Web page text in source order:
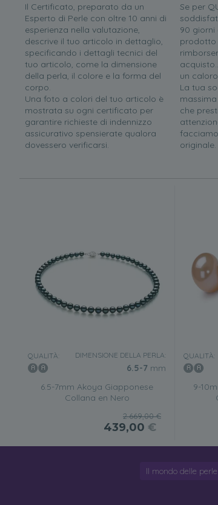
Il Certificato, preparato da un
Esperto di Perle con oltre 10 anni di
esperienza nella valutazione,
descrive il tuo articolo in dettaglio,
specificando i dettagli tecnici del
tuo articolo, come la dimensione
della perla, il colore e la forma del
corpo.
Una foto a colori del tuo articolo è
mostrata su ogni certificato per
garantire richieste di indennizzo
assicurativo spensierate qualora
dovessero verificarsi.
Se per
90 giorni
prodotto
un
La tua
che
originale.
QUALITÀ: DIMENSIONE DELLA PERLA:
6.5-7 mm
6.5-7mm Akoya Giapponese
Collana en Nero
2.669,00 €
439,00 €
QUALITÀ:
9-
Il mondo delle perle